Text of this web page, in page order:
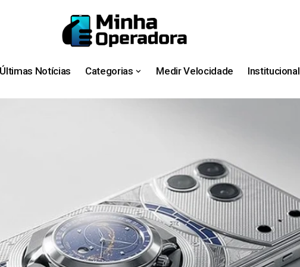
Últimas Notícias Categorias Medir Velocidade Institucional